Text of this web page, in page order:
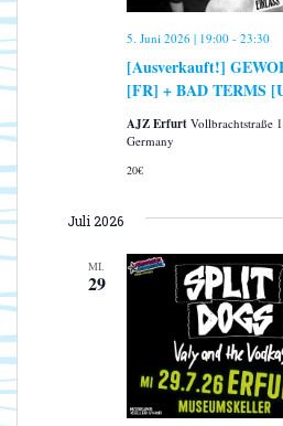
[Ausverkauft!]
[FR] + BAD TERMS
5. Juni 2026 | 19:00- 23:30
AJZ Erfurt Vollbrachtstraße
Germany
20€
Juli 2026
MI.
29